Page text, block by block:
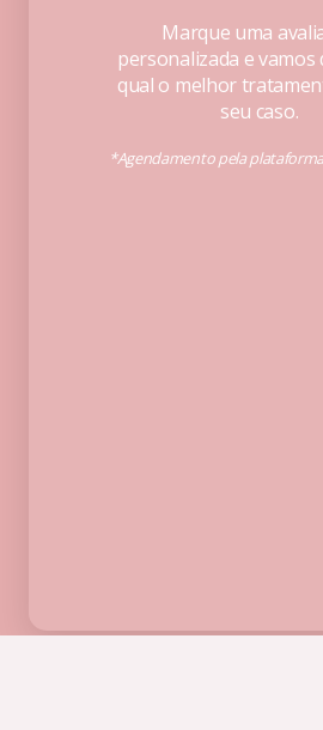
Marque uma
personalizada e vamos
qual o melhor
seu caso.
*Agendamento pela